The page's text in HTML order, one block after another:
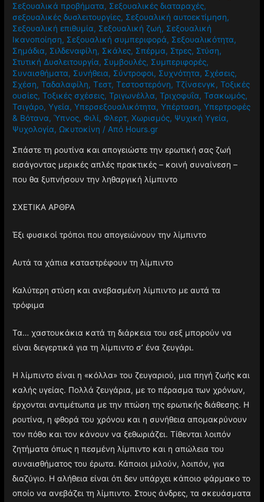
Σεξουαλικά προβήματα, Σεξουαλικές διαταραχές,
σεξουαλικές δυσλειτουργίες, Σεξουαλική αυτοεκτίμηση,
Σεξουαλική επιθυμία, Σεξουαλική ζωή, Σεξουαλική
Ικανοποίηση, Σεξουαλική συμπεριφορά, Σεξουαλικότητα,
Σημάδια, Σιλδεναφίλη, Σκάλες, Σπέρμα, Στρες, Στύση,
Στυτική Δυσλειτουργία, Συμβουλές, Συμπεριφορές,
Συναισθήματα, Συνήθεια, Σύντροφοι, Συχνότητα, Σχέσεις,
Σχέση,Ταδαλαφίλη,Τεστ,Τεστοστερόνη,Τζίνσενγκ,Τοξικές
ουσίες,Τοξικές σχέσεις,Τριγωνέλλα,Τριχοφυΐα,Τσακωμός,
Τσιγάρο,Υγεία,Υπερσεξουαλικότητα,Υπέρταση,Υπερτροφές
& Βότανα,Ύπνος,Φιλί,Φλερτ,Χωρισμός, Ψυχική Υγεία,
Ψυχολογία, Ωκυτοκίνη / Από Hours.gr
Σπάστε τη ρουτίνα και απογειώστε την ερωτική σας ζωή
εισάγοντας μερικές απλές πρακτικές – κοινή συναίνεση –
που θα ξυπνήσουν την ληθαργική λίμπιντο
ΣΧΕΤΙΚΑ ΑΡΘΡΑ
Έξι φυσικοί τρόποι που απογειώνουν την λίμπιντο
Αυτά τα χάπια καταστρέφουν τη λίμπιντο
Καλύτερη στύση και ανεβασμένη λίμπιντο με αυτά τα
τρόφιμα
Τα… χαστουκάκια κατά τη διάρκεια του σεξ μπορούν να
είναι διεγερτικά για τη λίμπιντο σ’ ένα ζευγάρι.
Η λίμπιντο είναι η «κόλλα» του ζευγαριού, μια πηγή ζωής και
καλής υγείας. Πολλά ζευγάρια, με το πέρασμα των χρόνων,
έρχονται αντιμέτωπα με την πτώση της ερωτικής διάθεσης. Η
ρουτίνα, η φθορά του χρόνου και η συνήθεια απομακρύνουν
τον πόθο και τον κάνουν να ξεθωριάζει. Τίθενται λοιπόν
ζητήματα όπως η πεσμένη λίμπιντο και η απώλεια του
συναισθήματος του έρωτα. Κάποιοι μιλούν, λοιπόν, για
διαζύγιο. Η αλήθεια είναι ότι δεν υπάρχει κάποιο φάρμακο το
οποίο να ανεβάζει τη λίμπιντο. Στους άνδρες, τα σκευάσματα